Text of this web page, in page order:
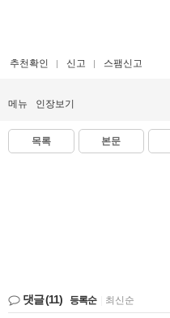
추천확인 신고 스팸신고
메뉴 인장보기
목록 본문
댓글(11) 등록순 최신순